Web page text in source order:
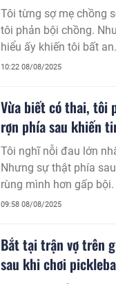
Tôi từng sợ mẹ chồng
tôi phản bội chồng.
hiểu ấy khiến tôi bất
thở.
10:22 08/08/2025
Vừa biết có thai, tôi
rợn phía sau khiến
Tôi nghĩ nỗi đau lớn
Nhưng sự thật phía
rùng mình hơn gấp bội.
09:58 08/08/2025
Bắt tại trận vợ trên
sau khi chơi